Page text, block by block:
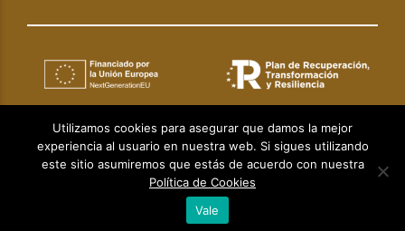
Aviso Legal|Política de Privacidad|Política de Cookies
© Copyright 2024 | Diseño web:Taller Empresarial 2.0.
Utilizamos cookies para asegurar que damos la mejor
experiencia al usuario en nuestra web. Si sigues utilizando
este sitio asumiremos que estás de acuerdo con nuestra
Política de Cookies
Vale